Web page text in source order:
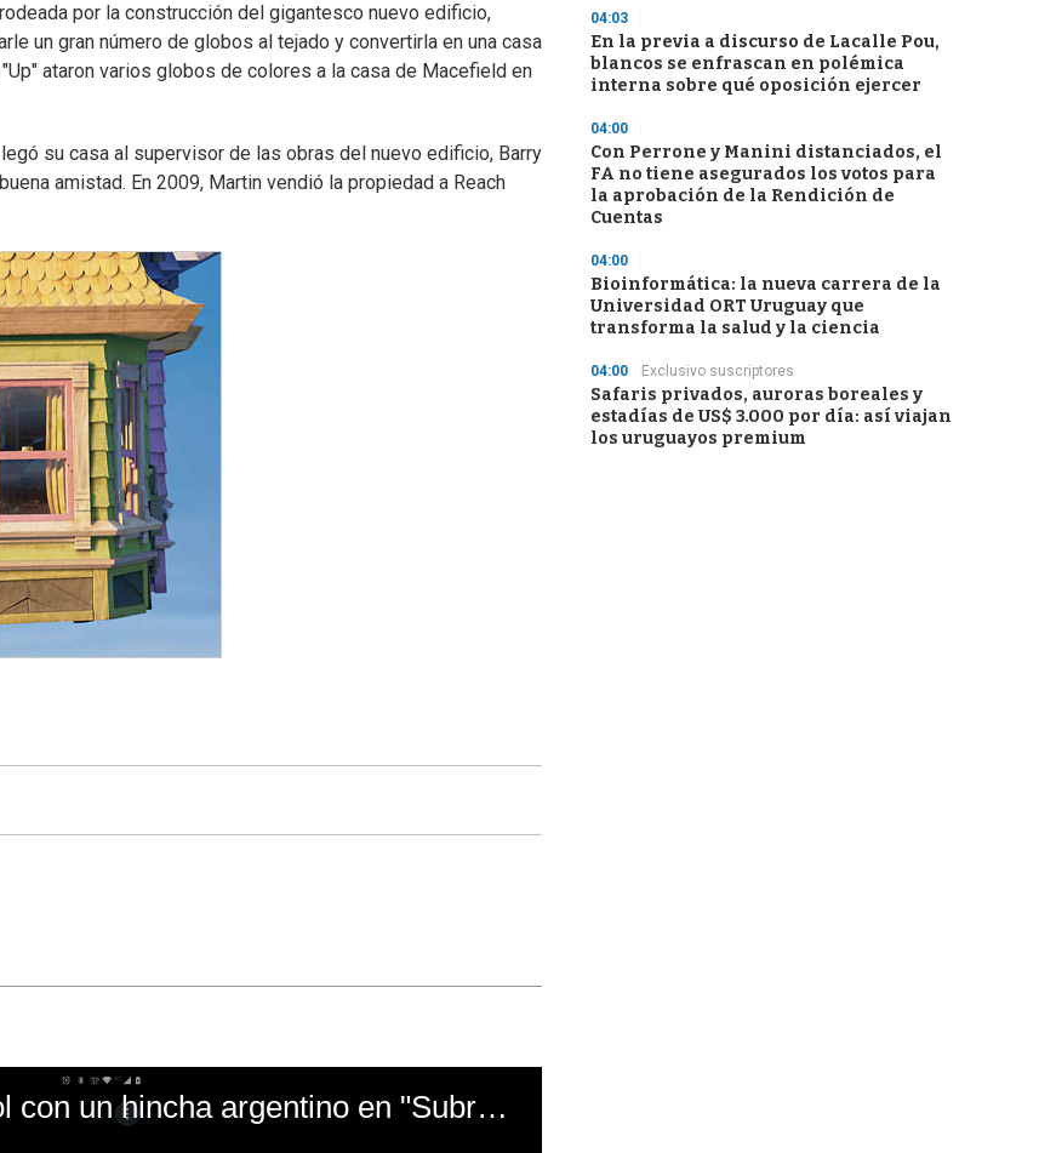
por la construcción del gigantesco nuevo edificio,
un gran número de globos al tejado y convertirla en una casa
ataron varios globos de colores a la casa de Macefield en
su casa al supervisor de las obras del nuevo edificio, Barry
amistad. En 2009, Martin vendió la propiedad a Reach
El mal momento de Yanina Gasañol con un hincha argentino en "Subrayado"
04:03
En la previa a discurso de Lacalle Pou,
blancos se enfrascan en polémica
interna sobre qué oposición ejercer
04:00
Con Perrone y Manini distanciados, el
FA no tiene asegurados los votos para
la aprobación de la Rendición de
Cuentas
04:00
Bioinformática: la nueva carrera de la
Universidad ORT Uruguay que
transforma la salud y la ciencia
04:00 Exclusivo suscriptores
Safaris privados, auroras boreales y
estadías de US$ 3.000 por día: así viajan
los uruguayos premium